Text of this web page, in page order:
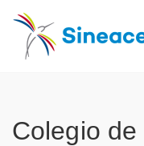
Colegio